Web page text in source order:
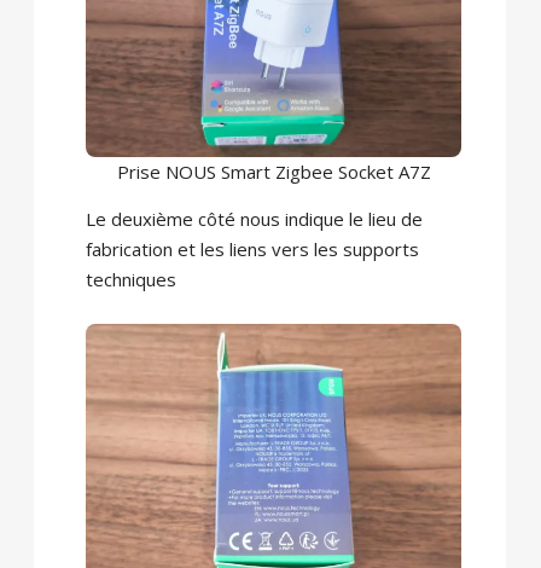
Prise NOUS Smart Zigbee Socket A7Z
Le deuxième côté nous indique le lieu de
fabrication et les liens vers les supports
techniques